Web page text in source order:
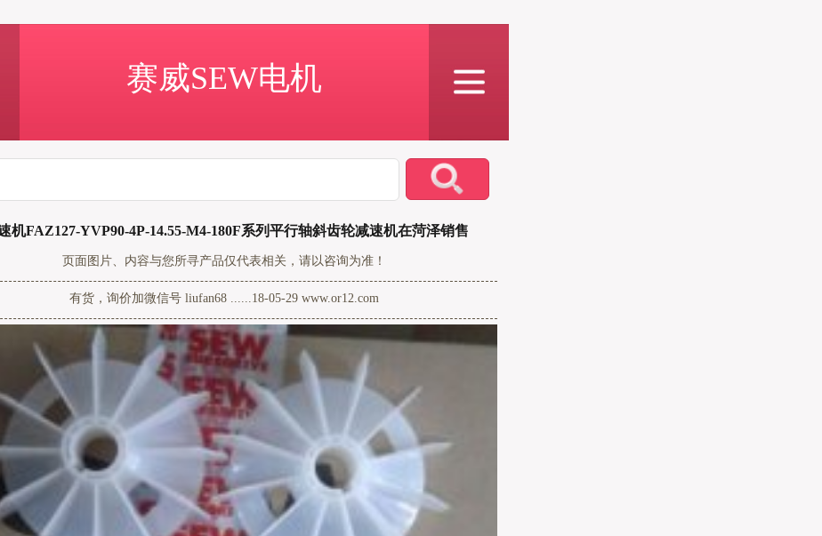
赛威SEW电机
机FAZ127-YVP90-4P-14.55-M4-180F系列平行轴斜齿轮减速机在菏泽销售
页面图片、内容与您所寻产品仅代表相关，请以咨询为准！
有货，询价加微信号 liufan68 ......18-05-29 www.or12.com